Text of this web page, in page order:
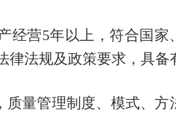
经营5年以上，符合国家
律法规及政策要求，具备
质量管理制度、模式、方